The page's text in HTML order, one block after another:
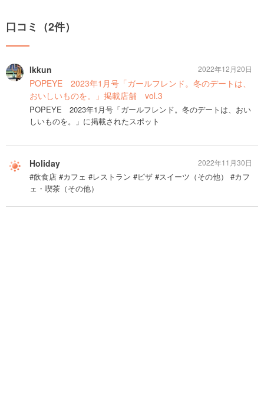
口コミ（2件）
Ikkun
POPEYE 2023年1月号「ガールフレンド。冬のデートは、
おいしいものを。」掲載店舗 vol.3
POPEYE 2023年1月号「ガールフレンド。冬のデートは、おい
しいものを。」に掲載されたスポット
2022年12月20日
Holiday
#飲食店 #カフェ #レストラン #ピザ #スイーツ（その他） #カフ
ェ・喫茶（その他）
2022年11月30日